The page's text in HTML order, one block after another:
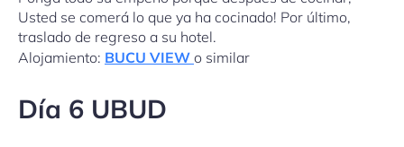
Usted se comerá lo que ya ha cocinado! Por último,
traslado de regreso a su hotel.
Alojamiento: BUCU VIEW o similar
Día 6 UBUD